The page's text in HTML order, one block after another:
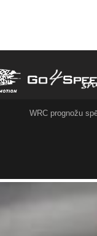
WRC prognožu